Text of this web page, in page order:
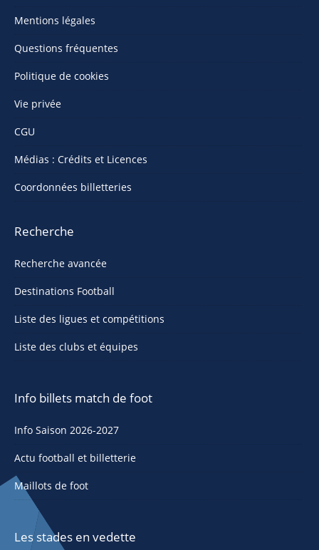
Mentions légales
Questions fréquentes
Politique de cookies
Vie privée
CGU
Médias : Crédits et Licences
Coordonnées billetteries
Recherche
Recherche avancée
Destinations Football
Liste des ligues et compétitions
Liste des clubs et équipes
Info billets match de foot
Info Saison 2026-2027
Actu football et billetterie
Maillots de foot
Les stades en vedette